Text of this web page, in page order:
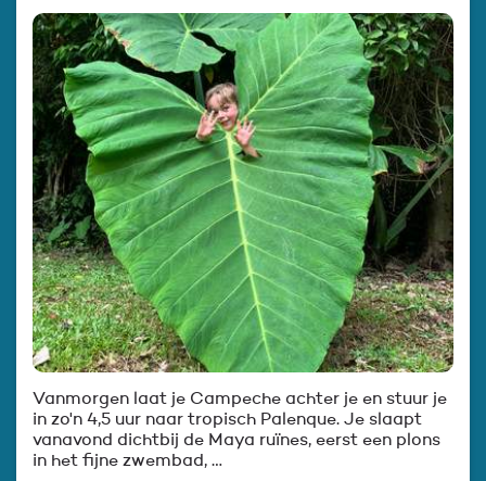
Vanmorgen laat je Campeche achter je en stuur je
in zo'n 4,5 uur naar tropisch Palenque. Je slaapt
vanavond dichtbij de Maya ruïnes, eerst een plons
in het fijne zwembad, …